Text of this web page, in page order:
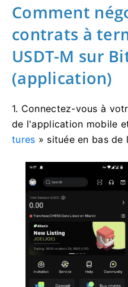
Comment
contrats à
USDT-M sur
(application)
1. Connectez-vous à
de l'application mobile
tures » située en bas de